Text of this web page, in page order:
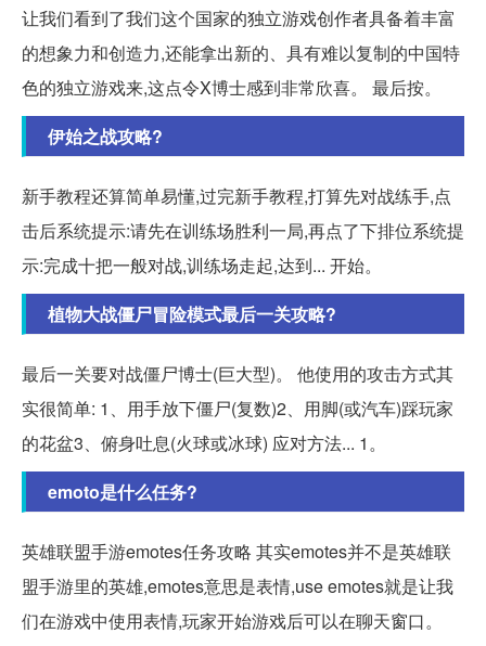
让我们看到了我们这个国家的独立游戏创作者具备着丰富
的想象力和创造力,还能拿出新的、具有难以复制的中国特
色的独立游戏来,这点令X博士感到非常欣喜。 最后按。
伊始之战攻略?
新手教程还算简单易懂,过完新手教程,打算先对战练手,点
击后系统提示:请先在训练场胜利一局,再点了下排位系统提
示:完成十把一般对战,训练场走起,达到... 开始。
植物大战僵尸冒险模式最后一关攻略?
最后一关要对战僵尸博士(巨大型)。 他使用的攻击方式其
实很简单: 1、用手放下僵尸(复数)2、用脚(或汽车)踩玩家
的花盆3、俯身吐息(火球或冰球) 应对方法... 1。
emoto是什么任务?
英雄联盟手游emotes任务攻略 其实emotes并不是英雄联
盟手游里的英雄,emotes意思是表情,use emotes就是让我
们在游戏中使用表情,玩家开始游戏后可以在聊天窗口。